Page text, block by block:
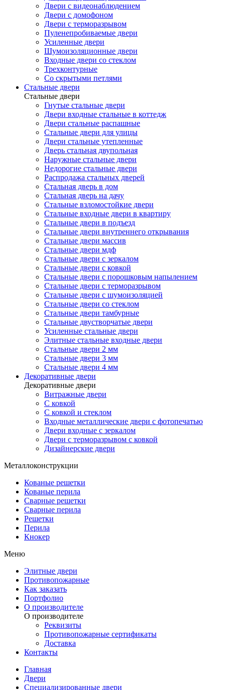
Двери с видеонаблюдением
Двери с домофоном
Двери с терморазрывом
Пуленепробиваемые двери
Усиленные двери
Шумоизоляционные двери
Входные двери со стеклом
Трехконтурные
Со скрытыми петлями
Стальные двери
Стальные двери
Гнутые стальные двери
Двери входные стальные в коттедж
Двери стальные распашные
Стальные двери для улицы
Двери стальные утепленные
Дверь стальная двупольная
Наружные стальные двери
Недорогие стальные двери
Распродажа стальных дверей
Стальная дверь в дом
Стальная дверь на дачу
Стальные взломостойкие двери
Стальные входные двери в квартиру
Стальные двери в подъезд
Стальные двери внутреннего открывания
Стальные двери массив
Стальные двери мдф
Стальные двери с зеркалом
Стальные двери с ковкой
Стальные двери с порошковым напылением
Стальные двери с терморазрывом
Стальные двери с шумоизоляцией
Стальные двери со стеклом
Стальные двери тамбурные
Стальные двустворчатые двери
Усиленные стальные двери
Элитные стальные входные двери
Стальные двери 2 мм
Стальные двери 3 мм
Стальные двери 4 мм
Декоративные двери
Декоративные двери
Витражные двери
С ковкой
С ковкой и стеклом
Входные металлические двери с фотопечатью
Двери входные с зеркалом
Двери с терморазрывом с ковкой
Дизайнерские двери
Металлоконструкции
Кованые решетки
Кованые перила
Сварные решетки
Сварные перила
Решетки
Перила
Кнокер
Меню
Элитные двери
Противопожарные
Как заказать
Портфолио
О производителе
О производителе
Реквизиты
Противопожарные сертификаты
Доставка
Контакты
Главная
Двери
Специализированные двери